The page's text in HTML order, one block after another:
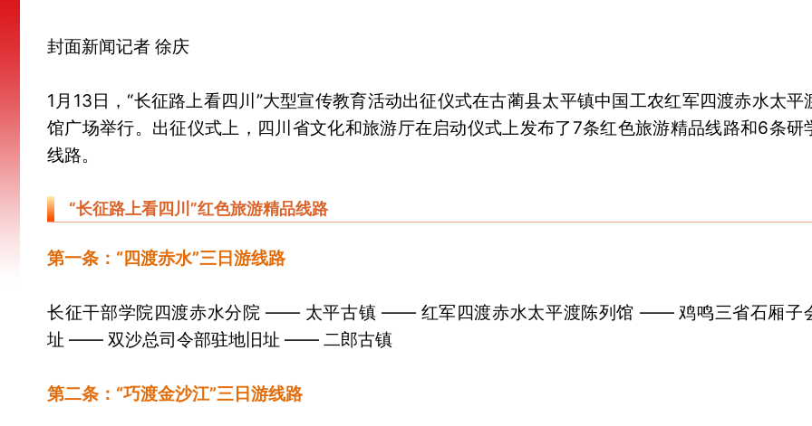
封面新闻记者 徐庆
1月13日，“长征路上看四川”大型宣传教育活动出征仪式在古蔺县太平镇中国工农红军四渡赤水太平
馆广场举行。出征仪式上，四川省文化和旅游厅在启动仪式上发布了7条红色旅游精品线路和6条研
线路。
“长征路上看四川”红色旅游精品线路
第一条：“四渡赤水”三日游线路
长征干部学院四渡赤水分院 —— 太平古镇 —— 红军四渡赤水太平渡陈列馆 —— 鸡鸣三省石厢子
址 —— 双沙总司令部驻地旧址 —— 二郎古镇
第二条：“巧渡金沙江”三日游线路